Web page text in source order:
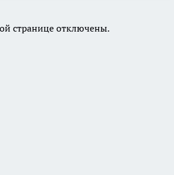
странице отключены.